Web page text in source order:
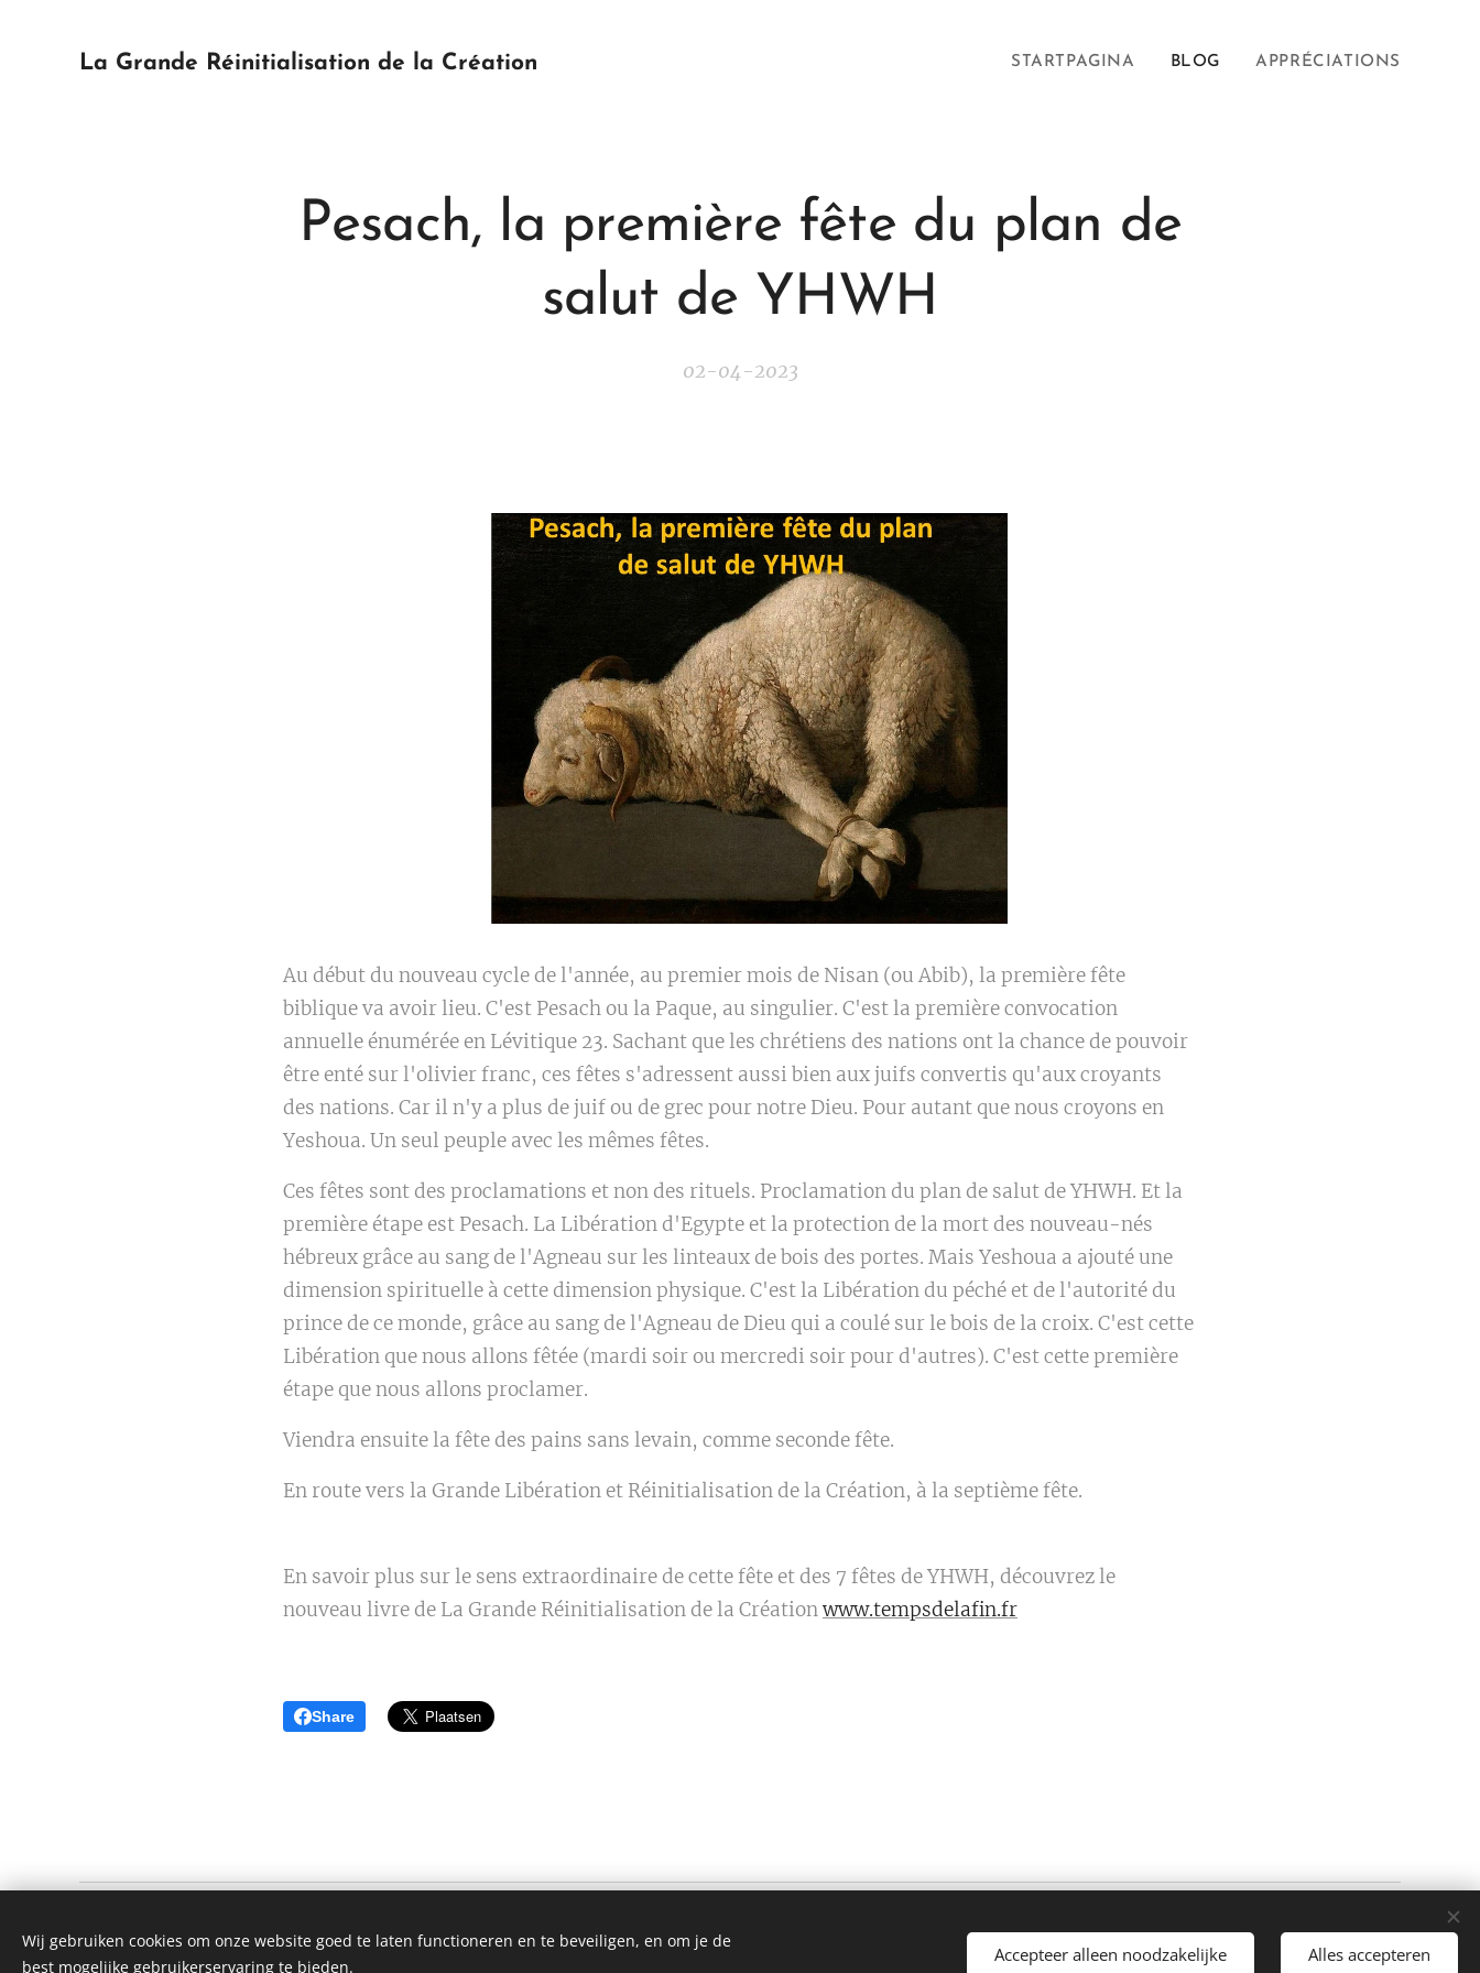
La Grande Réinitialisation de la Création STARTPAGINA BLOG APPRÉCIATIONS
Pesach, la première fête du plan de
salut de YHWH
02-04-2023
Au début du nouveau cycle de l'année, au premier mois de Nisan (ou Abib), la première fête
biblique va avoir lieu. C'est Pesach ou la Paque, au singulier. C'est la première convocation
annuelle énumérée en Lévitique 23. Sachant que les chrétiens des nations ont la chance de pouvoir
être enté sur l'olivier franc, ces fêtes s'adressent aussi bien aux juifs convertis qu'aux croyants
des nations. Car il n'y a plus de juif ou de grec pour notre Dieu. Pour autant que nous croyons en
Yeshoua. Un seul peuple avec les mêmes fêtes.
Ces fêtes sont des proclamations et non des rituels. Proclamation du plan de salut de YHWH. Et la
première étape est Pesach. La Libération d'Egypte et la protection de la mort des nouveau-nés
hébreux grâce au sang de l'Agneau sur les linteaux de bois des portes. Mais Yeshoua a ajouté une
dimension spirituelle à cette dimension physique. C'est la Libération du péché et de l'autorité du
prince de ce monde, grâce au sang de l'Agneau de Dieu qui a coulé sur le bois de la croix. C'est cette
Libération que nous allons fêtée (mardi soir ou mercredi soir pour d'autres). C'est cette première
étape que nous allons proclamer.
Viendra ensuite la fête des pains sans levain, comme seconde fête.
En route vers la Grande Libération et Réinitialisation de la Création, à la septième fête.
En savoir plus sur le sens extraordinaire de cette fête et des 7 fêtes de YHWH, découvrez le
nouveau livre de La Grande Réinitialisation de la Créationwww.tempsdelafin.fr
Share
Alle rechten voorbehouden 2022
Mogelijk gemaakt doorWebnode Cookies
Wij gebruiken cookies om onze website goed te laten functioneren en te beveiligen, en om je de
best mogelijke gebruikerservaring te bieden.
Accepteer alleen noodzakelijke Alles accepteren